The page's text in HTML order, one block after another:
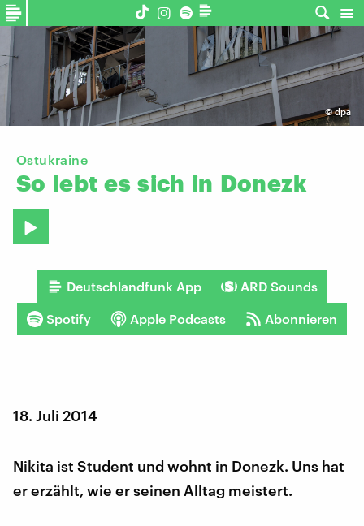
©dpa
Ostukraine
So lebt es sich in Donezk
Deutschlandfunk App ARD Sounds
Spotify Apple Podcasts Abonnieren
18. Juli 2014
Nikita ist Student und wohnt in Donezk. Uns hat
er erzählt, wie er seinen Alltag meistert.